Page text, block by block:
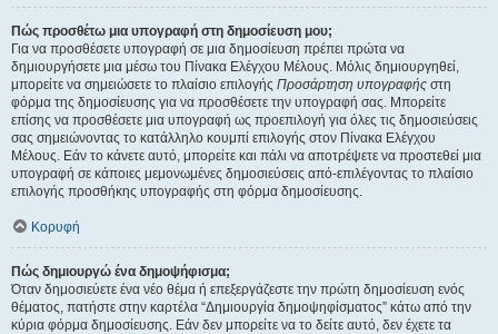
Πώς προσθέτω μια υπογραφή στη δημοσίευση μου;
Για να προσθέσετε υπογραφή σε μια δημοσίευση πρέπει πρώτα να
δημιουργήσετε μια μέσω του Πίνακα Ελέγχου Μέλους. Μόλις δημιουργηθεί,
μπορείτε να σημειώσετε το πλαίσιο επιλογής Προσάρτηση υπογραφής στη
φόρμα της δημοσίευσης για να προσθέσετε την υπογραφή σας. Μπορείτε
επίσης να προσθέσετε μια υπογραφή ως προεπιλογή για όλες τις δημοσιεύσεις
σας σημειώνοντας το κατάλληλο κουμπί επιλογής στον Πίνακα Ελέγχου
Μέλους. Εάν το κάνετε αυτό, μπορείτε και πάλι να αποτρέψετε να προστεθεί μια
υπογραφή σε κάποιες μεμονωμένες δημοσιεύσεις από-επιλέγοντας το πλαίσιο
επιλογής προσθήκης υπογραφής στη φόρμα δημοσίευσης.
Κορυφή
Πώς δημιουργώ ένα δημοψήφισμα;
Όταν δημοσιεύετε ένα νέο θέμα ή επεξεργάζεστε την πρώτη δημοσίευση ενός
θέματος, πατήστε στην καρτέλα “Δημιουργία δημοψηφίσματος” κάτω από την
κύρια φόρμα δημοσίευσης. Εάν δεν μπορείτε να το δείτε αυτό, δεν έχετε τα